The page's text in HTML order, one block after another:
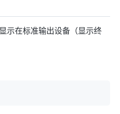
示在标准输出设备（显示终